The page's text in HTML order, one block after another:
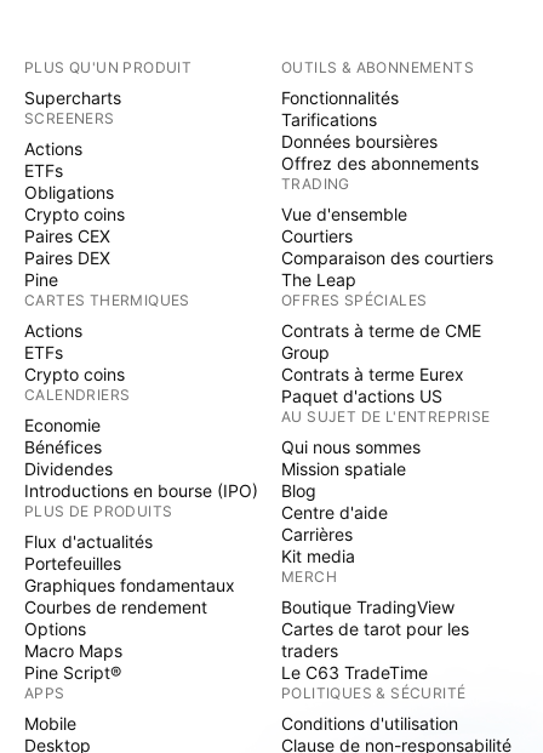
PLUS QU'UN PRODUIT
Supercharts
SCREENERS
Actions
ETFs
Obligations
Crypto coins
Paires CEX
Paires DEX
Pine
CARTES THERMIQUES
Actions
ETFs
Crypto coins
CALENDRIERS
Economie
Bénéfices
Dividendes
Introductions en bourse (IPO)
PLUS DE PRODUITS
Flux d'actualités
Portefeuilles
Graphiques fondamentaux
Courbes de rendement
Options
Macro Maps
Pine Script®
APPS
Mobile
Desktop
OUTILS & ABONNEMENTS
Fonctionnalités
Tarifications
Données boursières
Offrez des abonnements
TRADING
Vue d'ensemble
Courtiers
Comparaison des courtiers
The Leap
OFFRES SPÉCIALES
Contrats à terme de CME
Group
Contrats à terme Eurex
Paquet d'actions US
AU SUJET DE L'ENTREPRISE
Qui nous sommes
Mission spatiale
Blog
Centre d'aide
Carrières
Kit media
MERCH
Boutique TradingView
Cartes de tarot pour les
traders
Le C63 TradeTime
POLITIQUES & SÉCURITÉ
Conditions d'utilisation
Clause de non-responsabilité